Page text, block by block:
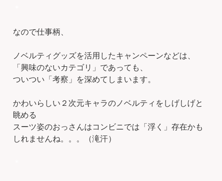
なので仕事柄、
ノベルティグッズを活用したキャンペーンなどは、
「興味のないカテゴリ」であっても、
ついつい「考察」を深めてしまいます。
かわいらしい２次元キャラのノベルティをしげしげと
眺める
スーツ姿のおっさんはコンビニでは「浮く」存在かも
しれませんね。。。（滝汗）